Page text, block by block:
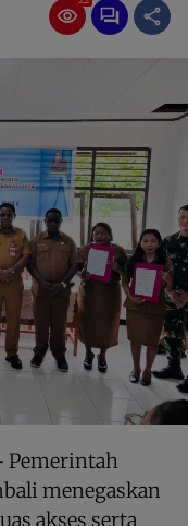
Pemerintah
menegaskan
akses serta